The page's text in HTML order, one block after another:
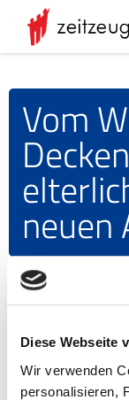
Diese Webseite
Wir verwenden
personalisieren,
Vom
neuen
Video-
Player